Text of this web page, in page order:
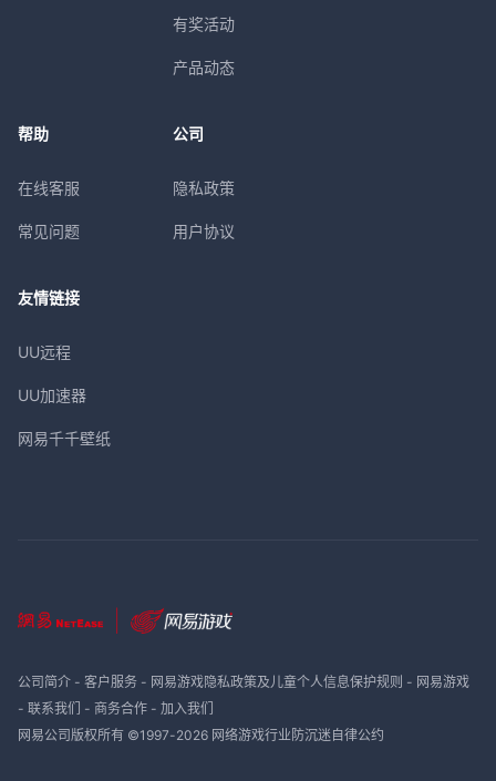
有奖活动
产品动态
帮助
在线客服
常见问题
公司
隐私政策
用户协议
友情链接
UU远程
UU加速器
网易千千壁纸
公司简介- 客户服务- 网易游戏隐私政策及儿童个人信息保护规则 - 网易游戏
- 联系我们 - 商务合作- 加入我们
网易公司版权所有 ©1997-2026 网络游戏行业防沉迷自律公约